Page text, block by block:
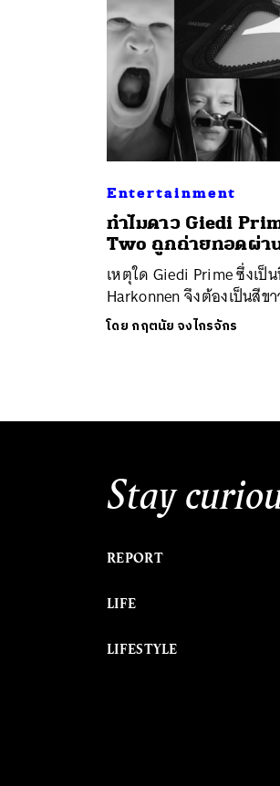
Entertainment
ทำไมดาว Giedi
Two ถูกถ่ายทอดผ่า
เหตุใด Giedi Prime ซึ่งเป็
Harkonnen จึงต้องเป็นสีข
โดย กฤตนัย จงไกรจักร
Stay
REPORT
LIFE
LIFESTYLE